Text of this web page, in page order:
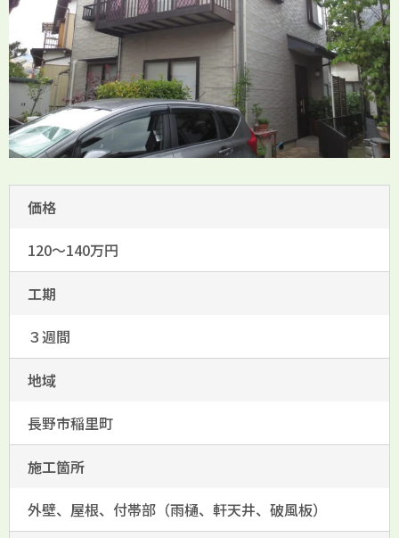
価格
120～140万円
工期
３週間
地域
長野市稲里町
施工箇所
外壁、屋根、付帯部（雨樋、軒天井、破風板）